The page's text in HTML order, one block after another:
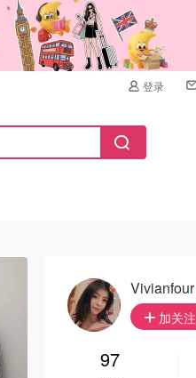
登录
Vivianfour
加关注
97